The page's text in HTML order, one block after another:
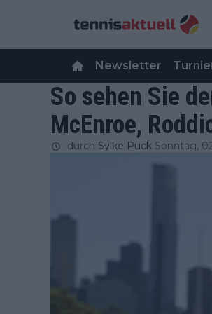
Newsletter
So sehen Sie
McEnroe,
durch Sylke Puck Sonntag,